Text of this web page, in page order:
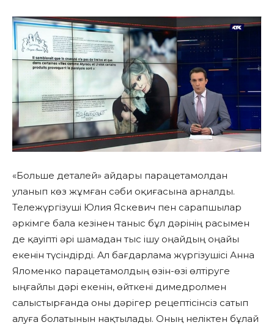
«Больше деталей» айдары парацетамолдан
уланып көз жұмған сәби оқиғасына арналды.
Тележүргізуші Юлия Яскевич пен сарапшылар
әркімге бала кезінен таныс бұл дәрінің расымен
де қауіпті әрі шамадан тыс ішу оңайдың оңайы
екенін түсіндірді. Ал бағдарлама жүргізушісі Анна
Яломенко парацетамолдың өзін-өзі өлтіруге
ыңғайлы дәрі екенін, өйткені димедролмен
салыстырғанда оны дәрігер рецептісінсіз сатып
алуға болатынын нақтылады. Оның неліктен бұлай